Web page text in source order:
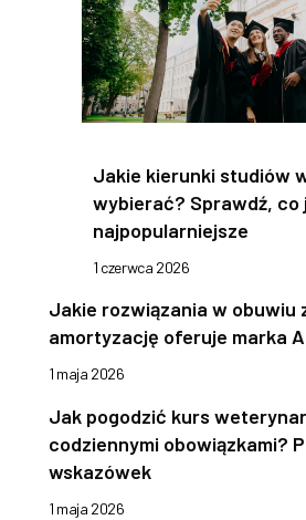
Jakie kierunki studiów
wybierać? Sprawdź, co
najpopularniejsze
1 czerwca 2026
Jakie rozwiązania w obuwiu
amortyzację oferuje marka
1 maja 2026
Jak pogodzić kurs
codziennymi obowiązkami?
wskazówek
1 maja 2026